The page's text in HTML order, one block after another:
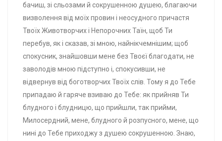
бачиш, зі сльозами й сокрушенною душею, благаючи
визволення від моїх провин і неосудного причастя
Твоїх Животворчих і Непорочних Таїн, щоб Ти
перебув, як і сказав, зі мною, найнікчемнішим; щоб
спокусник, знайшовши мене без Твоєї благодати, не
заволодів мною підступно і, спокусивши, не
відвернув від боготворчих Твоїх слів. Тому я до Тебе
припадаю й гаряче взиваю до Тебе: як прийняв Ти
блудного і блудницю, що прийшли, так прийми,
Милосердний, мене, блудного й розпусного, мене, що
нині до Тебе приходжу з душею сокрушенною. Знаю,